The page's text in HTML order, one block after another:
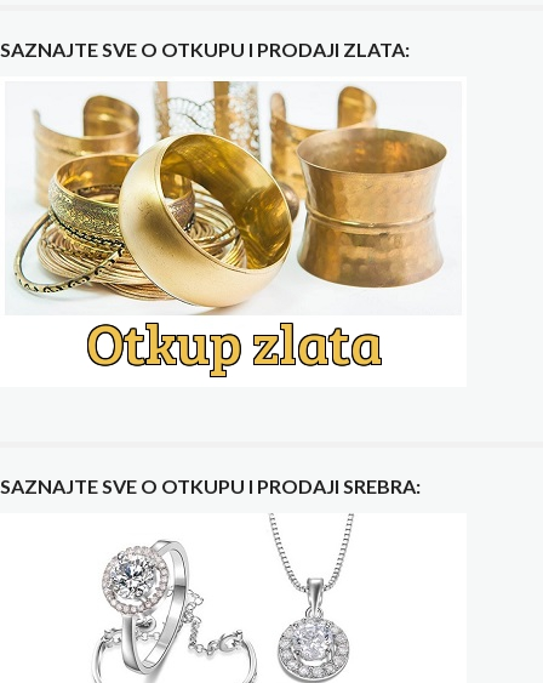
SAZNAJTE SVE O OTKUPU I PRODAJI ZLATA:
SAZNAJTE SVE O OTKUPU I PRODAJI SREBRA: